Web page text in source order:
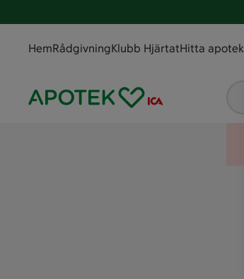
HemRådgivningKlubb HjärtatHitta apotek